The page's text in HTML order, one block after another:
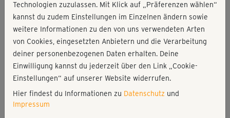
Workout-Facts
mittelschwer
37 Min
268 kcal
Ina Münsberg
Matte
Technologien zuzulassen. Mit Klick auf „Präferenzen wählen“
kannst du zudem Einstellungen im Einzelnen ändern sowie
weitere Informationen zu den von uns verwendeten Arten
von Cookies, eingesetzten Anbietern und die Verarbeitung
deiner personenbezogenen Daten erhalten. Deine
Einwilligung kannst du jederzeit über den Link „Cookie-
Einstellungen“ auf unserer Website widerrufen.
Hier findest du Informationen zu Datenschutz und
Impressum